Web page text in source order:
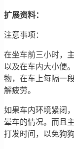
扩展资料：
注意事项：
在坐车前三小时，
以及在车内大小便
物，在车上每隔一
解疲劳。
如果车内环境紧闭
晕车的情况。而且
打发时间，以免狗